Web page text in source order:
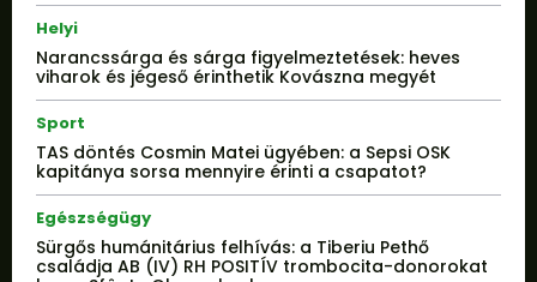
Helyi
Narancssárga és sárga figyelmeztetések: heves
viharok és jégeső érinthetik Kovászna megyét
Sport
TAS döntés Cosmin Matei ügyében: a Sepsi OSK
kapitánya sorsa mennyire érinti a csapatot?
Egészségügy
Sürgős humánitárius felhívás: a Tiberiu Pethő
családja AB (IV) RH POSITÍV trombocita-donorokat